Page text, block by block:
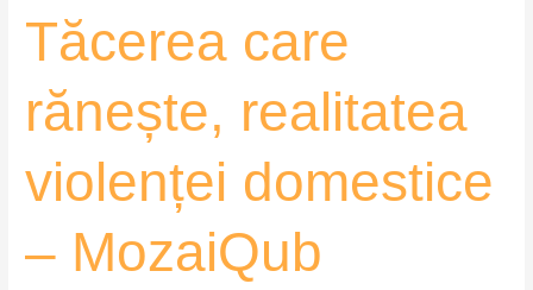
Tăcerea care
rănește, realitatea
violenței domestice
– MozaiQub